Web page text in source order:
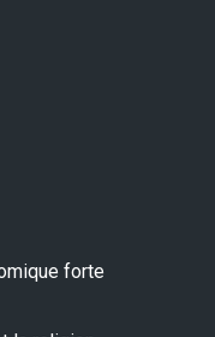
forte